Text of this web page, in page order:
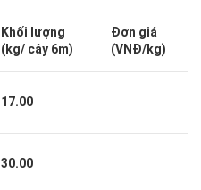
Khối lượng
(kg/ cây 6m)
Đơn giá
(VNĐ/kg)
17.00
30.00